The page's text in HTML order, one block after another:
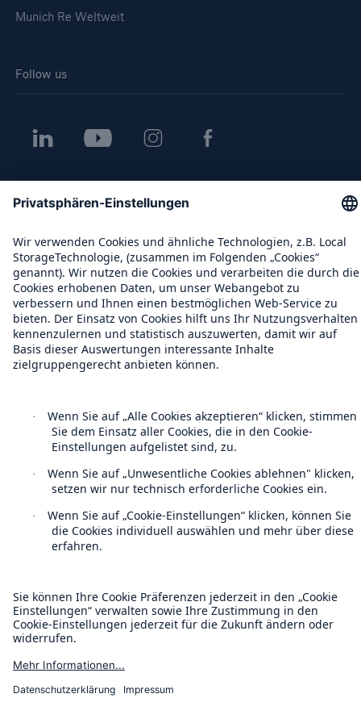
Munich Re Weltweit
Follow us
Datenschutz
Cookie Einstellungen
Rechtliche Hinweise
Sitemap
Barrierefreiheit-Modus
Munich Re’s Statement on the UK Modern Slavery Act